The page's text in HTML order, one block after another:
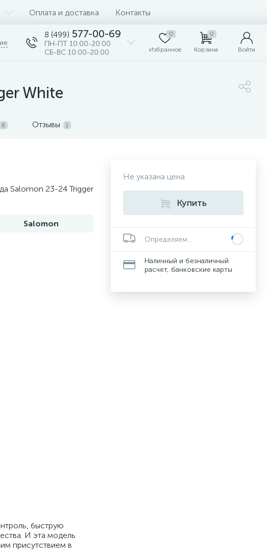
Оплата и доставка Контакты
8 (499) 577-00-69
ПН-ПТ 10:00-20:00
СБ-ВС 10:00-20:00
0
Избранное
0
Корзина Войти
White
8 Отзывы 1
Salomon 23-24 Trigger
Salomon
быструю
И эта модель
присутствием в
Не указана цена
Купить
Определяем...
Наличный и безналичный
расчет, банковские карты